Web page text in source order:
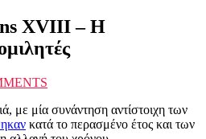
XVIII – Η
με μία συνάντηση αντίστοιχη των
κατά το περασμένο έτος και των